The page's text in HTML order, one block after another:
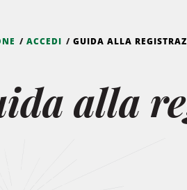
ACCEDI GUIDA ALLA
alla